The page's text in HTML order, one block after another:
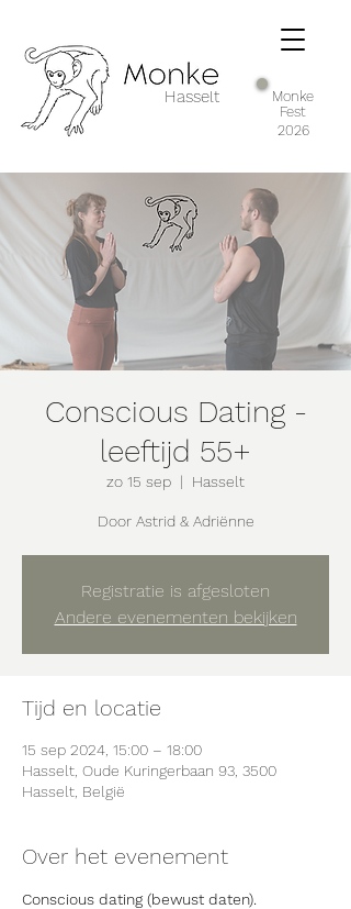
Hasselt
Monke
Fest
2026
Conscious Dating -
leeftijd 55+
zo 15 sep
  |
Hasselt
Door Astrid & Adriënne
Registratie is afgesloten
Andere evenementen bekijken
Tijd en locatie
15 sep 2024, 15:00 – 18:00
Hasselt, Oude Kuringerbaan 93, 3500
Hasselt, België
Over het evenement
Conscious dating (bewust daten).